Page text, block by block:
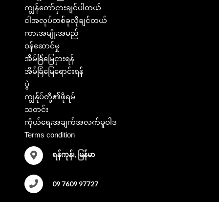
ကျွန်တော်ငှားချင်ပါတယ်
ငါအလုပ်တစ်ခုလိုချင်တယ်
ကားအမျိုးအမည်
ဝန်ဆောင်မှု
အိမ်ခြံမြေငှားရန်
အိမ်ခြံမြေရောင်းရန်
ပွဲ
ကျွန်ုပ်တို့၏ဖိုရမ်
သတင်း
ကိုယ်ရေးအချက်အလက်မူဝါဒ
Terms condition
ရန်ကုန်၊, မြန်မာ
09 7609 97727